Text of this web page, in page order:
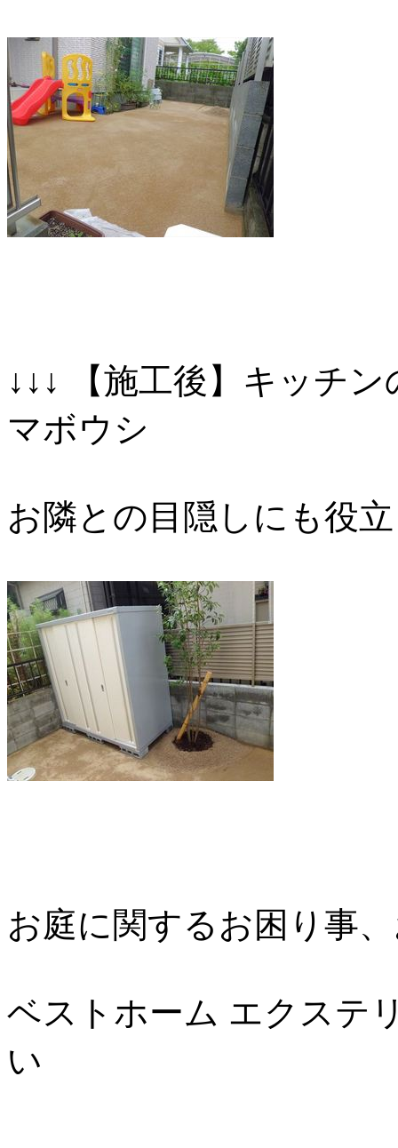
↓↓↓ 【施工後】キッチ
マボウシ
お隣との目隠しにも役
お庭に関するお困り事
ベストホーム エクステ
い